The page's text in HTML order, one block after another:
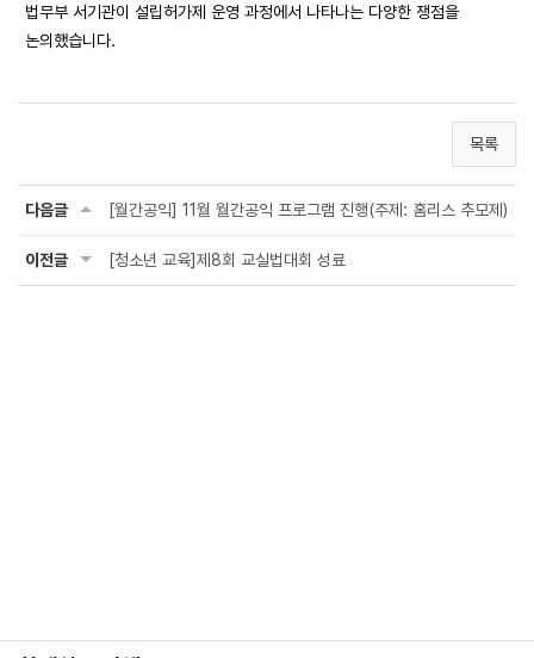
법무부 서기관이 설립허가제 운영 과정에서 나타나는 다양한 쟁점을
논의했습니다.
목록
다음글 [월간공익] 11월 월간공익 프로그램 진행(주제: 홈리스 추모제)
이전글 [청소년 교육]제8회 교실법대회 성료